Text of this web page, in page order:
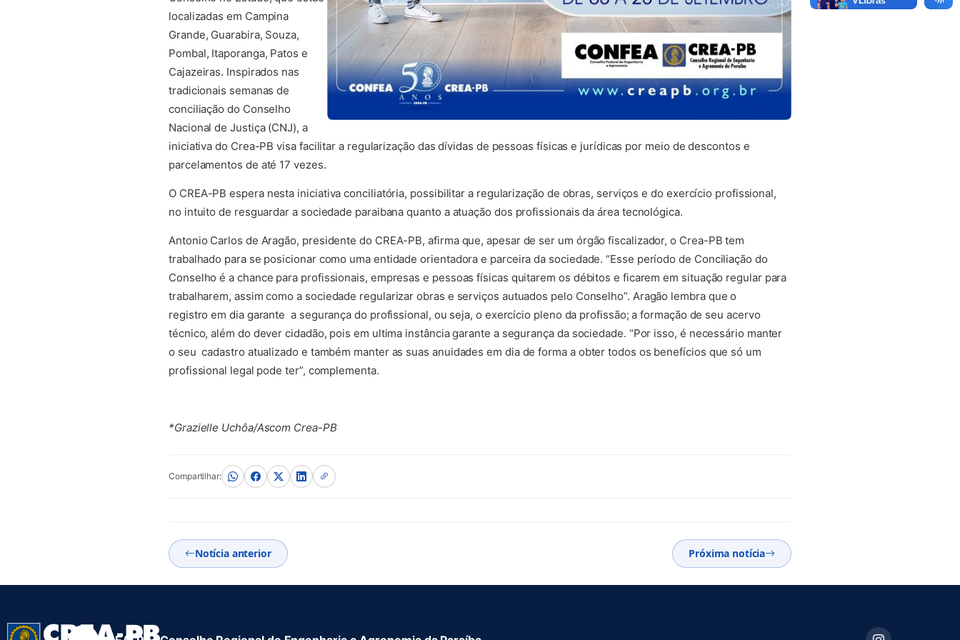
localizadas em Campina
Grande, Guarabira, Souza,
Pombal, Itaporanga, Patos e
Cajazeiras. Inspirados nas
tradicionais semanas de
conciliação do Conselho
Nacional de Justiça (CNJ), a
iniciativa do Crea-PB visa facilitar a regularização das dívidas de pessoas físicas e jurídicas por meio de descontos e
parcelamentos de até 17 vezes.
O CREA-PB espera nesta iniciativa conciliatória, possibilitar a regularização de obras, serviços e do exercício profissional,
no intuito de resguardar a sociedade paraibana quanto a atuação dos profissionais da área tecnológica.
Antonio Carlos de Aragão, presidente do CREA-PB, afirma que, apesar de ser um órgão fiscalizador, o Crea-PB tem
trabalhado para se posicionar como uma entidade orientadora e parceira da sociedade. “Esse período de Conciliação do
Conselho é a chance para profissionais, empresas e pessoas físicas quitarem os débitos e ficarem em situação regular para
trabalharem, assim como a sociedade regularizar obras e serviços autuados pelo Conselho”. Aragão lembra que o
registro em dia garante a segurança do profissional, ou seja, o exercício pleno da profissão; a formação de seu acervo
técnico, além do dever cidadão, pois em ultima instância garante a segurança da sociedade. “Por isso, é necessário manter
o seu cadastro atualizado e também manter as suas anuidades em dia de forma a obter todos os benefícios que só um
profissional legal pode ter”, complementa.
*Grazielle Uchôa/Ascom Crea-PB
Compartilhar:
Notícia anterior Próxima notícia